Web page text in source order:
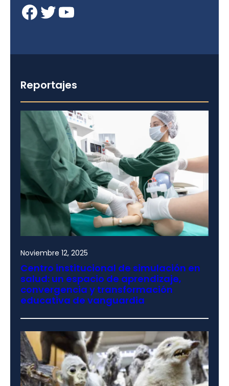
Facebook Twitter YouTube
Reportajes
Noviembre 12, 2025
Centro institucional de simulación en
salud: un espacio de aprendizaje,
convergencia y transformación
educativa de vanguardia